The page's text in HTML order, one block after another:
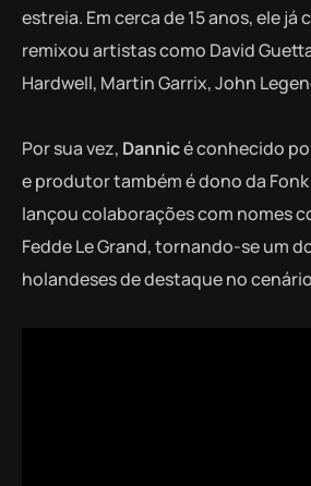
estreia. Em cerca de 15 anos, ele já
remixou artistas como David
Hardwell, Martin Garrix, John
Por sua vez, Dannicé conhecido
e produtor também é dono da
lançou colaborações com nomes
Fedde Le Grand, tornando-se um
holandeses de destaque no